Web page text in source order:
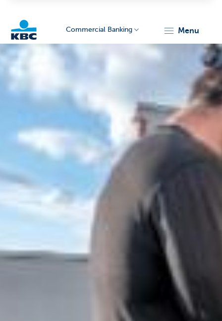
Commercial Banking menu